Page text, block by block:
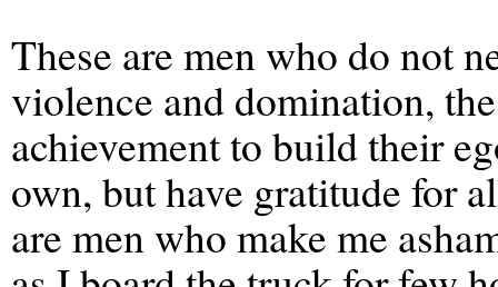
These are men who do not
violence and domination,
achievement to build their
own, but have gratitude for
are men who make me